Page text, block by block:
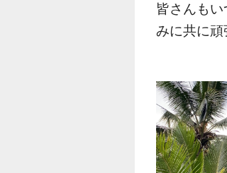
皆さんも
みに共に頑